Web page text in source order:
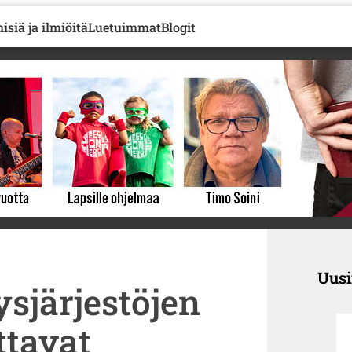
ja ilmiöitäLuetuimmatBlogit